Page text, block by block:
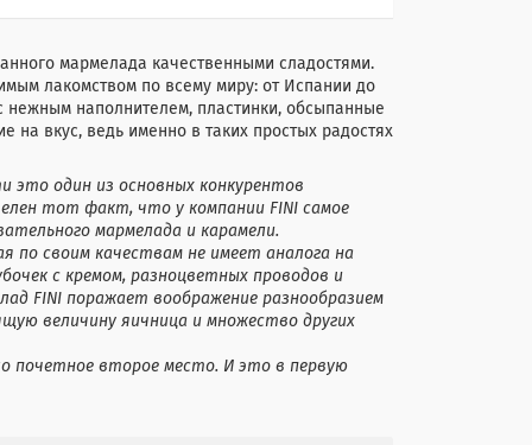
мармелада качественными сладостями.
лакомством по всему миру: от Испании до
наполнителем, пластинки, обсыпанные
на вкус, ведь именно в таких простых радостях
это один из основных конкурентов
тот факт, что у компании FINI cамое
мармелада и карамели.
по своим качествам не имеет аналога на
с кремом, разноцветных проводов и
FINI поражает воображение разнообразием
величину яичница и множество других
почетное второе место. И это в первую